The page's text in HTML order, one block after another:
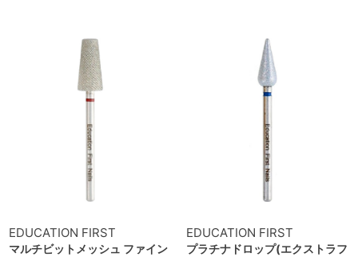
EDUCATION FIRST
マルチビットメッシュ ファイン
EDUCATION FIRST
プラチナドロップ(エクストラフ